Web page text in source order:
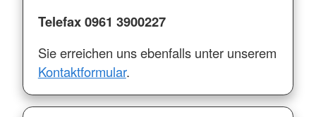
Telefax 0961 3900227
Sie erreichen uns ebenfalls unter unserem
Kontaktformular.